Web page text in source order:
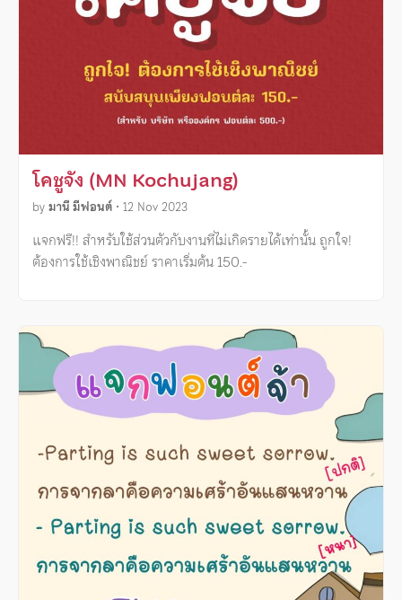
โคชูจัง (MN Kochujang)
byมานี มีฟอนต์ • 12 Nov 2023
แจกฟรี!! สำหรับใช้ส่วนตัวกับงานที่ไม่เกิดรายได้เท่านั้น ถูกใจ!
ต้องการใช้เชิงพาณิชย์ ราคาเริ่มต้น 150.-